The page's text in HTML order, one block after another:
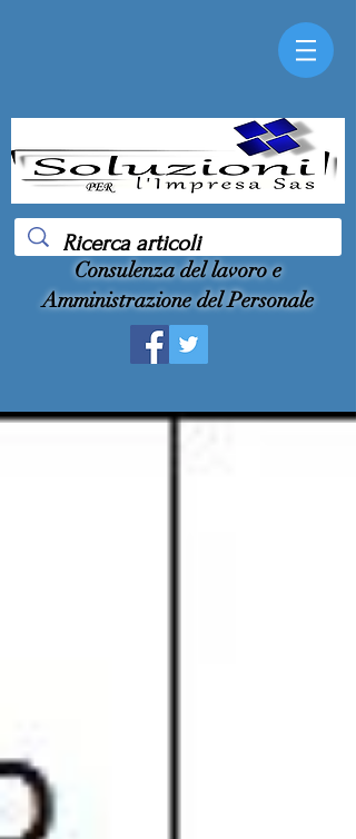
Consulenza del lavoro e
Amministrazione del Personale